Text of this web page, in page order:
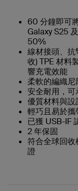
60 分鐘即可
Galaxy S25
50%
線材接頭、
收) TPE 材料
響充電效能
柔軟的編織
安全耐用，
優質材料與設
輕巧且易於攜
已獲 USB-IF
2 年保固
符合全球回
證